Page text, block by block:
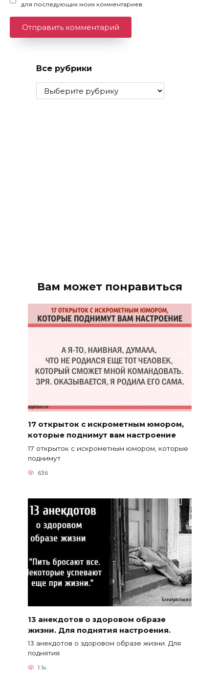
для последующих моих комментариев.
Все рубрики
Все
рубрики
Вам может понравиться
17 открыток с искрометным юмором,
которые поднимут вам настроение
17 открыток с искрометным юмором, которые
поднимут
636
13 анекдотов о здоровом образе
жизни. Для поднятия настроения.
13 анекдотов о здоровом образе жизни. Для
поднятия
1.1к.